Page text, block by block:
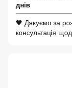
днів
🖤 Дякуємо за
консультація